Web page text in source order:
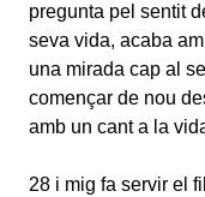
pregunta pel sentit
seva vida, acaba
una mirada cap al
començar de nou
amb un cant a la
28 i mig fa servir el